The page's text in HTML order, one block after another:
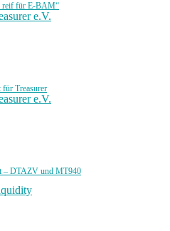
reif für E-BAM“
e.V.
für Treasurer
e.V.
– DTAZV und MT940